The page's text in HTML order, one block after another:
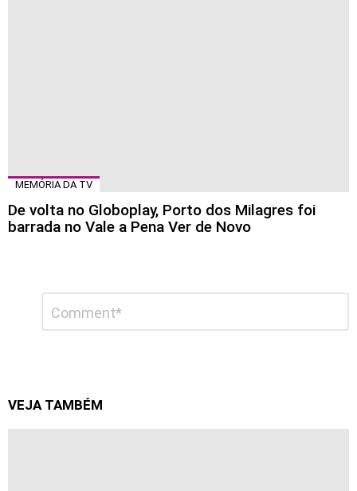
MEMÓRIA DA TV
De volta no Globoplay, Porto dos Milagres foi
barrada no Vale a Pena Ver de Novo
comentário
VEJA TAMBÉM